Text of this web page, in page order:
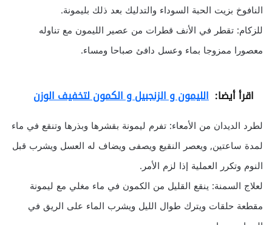
النافوخ بزيت الحبة السوداء والتدليك بعد ذلك بليمونة.
للزكام: تقطر في الأنف قطرات من عصير الليمون مع تناوله
معصورا ممزوجا بماء وعسل دافئ صباحا ومساء.
اقرأ أيضا: الليمون و الزنجبيل و الكمون لتخفيف الوزن
لطرد الديدان من الأمعاء: تفرم ليمونة بقشرها وبذرها وتنقع في ماء
لمدة ساعتين, ويعصر النقيع ويصفى ويضاف له العسل ويشرب قبل
النوم وتكرر العملية إذا لزم الأمر.
لعلاج السمنة: ينقع القليل من الكمون في ماء مغلي مع ليمونة
مقطعة حلقات ويترك طوال الليل ويشرب الماء على الريق في